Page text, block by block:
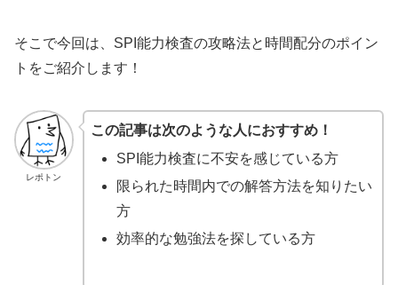
そこで今回は、SPI能力検査の攻略法と時間配分のポイン
トをご紹介します！
レポトン
この記事は次のような人におすすめ！
SPI能力検査に不安を感じている方
限られた時間内での解答方法を知りたい
方
効率的な勉強法を探している方